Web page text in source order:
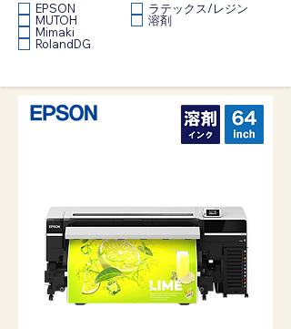
EPSON
MUTOH
Mimaki
RolandDG
ラテックス/レジン
溶剤